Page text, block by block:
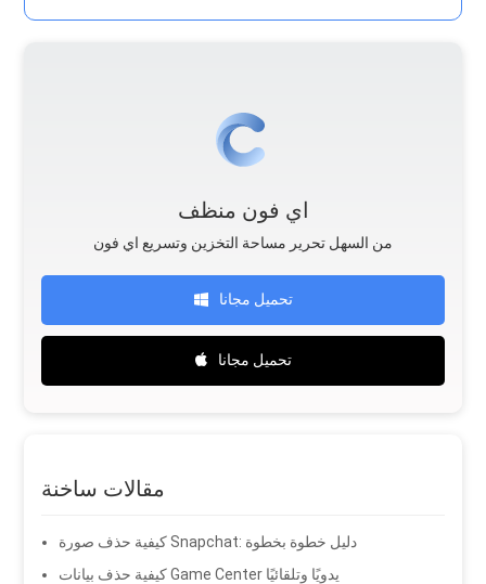
اي فون منظف
من السهل تحرير مساحة التخزين وتسريع اي فون
تحميل مجانا
تحميل مجانا
مقالات ساخنة
كيفية حذف صورة Snapchat: دليل خطوة بخطوة
كيفية حذف بيانات Game Center يدويًا وتلقائيًا